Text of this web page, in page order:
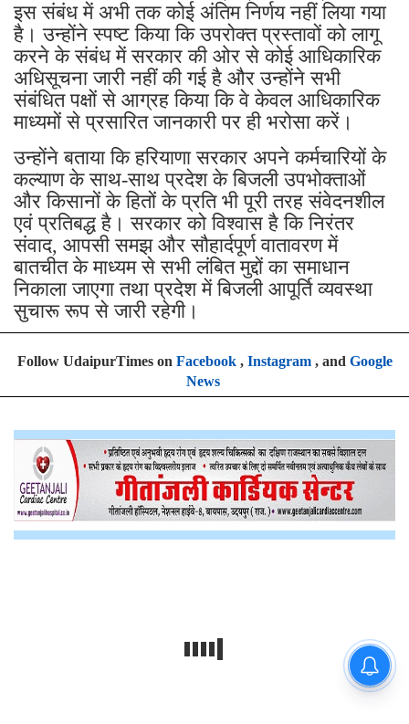
इस संबंध में अभी तक कोई अंतिम निर्णय नहीं लिया गया
है। उन्होंने स्पष्ट किया कि उपरोक्त प्रस्तावों को लागू
करने के संबंध में सरकार की ओर से कोई आधिकारिक
अधिसूचना जारी नहीं की गई है और उन्होंने सभी
संबंधित पक्षों से आग्रह किया कि वे केवल आधिकारिक
माध्यमों से प्रसारित जानकारी पर ही भरोसा करें।
उन्होंने बताया कि हरियाणा सरकार अपने कर्मचारियों के
कल्याण के साथ-साथ प्रदेश के बिजली उपभोक्ताओं
और किसानों के हितों के प्रति भी पूरी तरह संवेदनशील
एवं प्रतिबद्ध है। सरकार को विश्वास है कि निरंतर
संवाद, आपसी समझ और सौहार्दपूर्ण वातावरण में
बातचीत के माध्यम से सभी लंबित मुद्दों का समाधान
निकाला जाएगा तथा प्रदेश में बिजली आपूर्ति व्यवस्था
सुचारू रूप से जारी रहेगी।
Follow UdaipurTimes on Facebook, Instagram, and Google
News